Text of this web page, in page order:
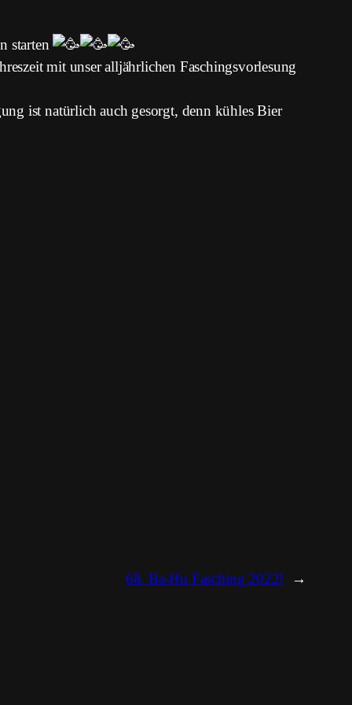
starten
mit unser alljährlichen Faschingsvorlesung
ist natürlich auch gesorgt, denn kühles Bier
68. Ba-Hu Fasching 2022! →